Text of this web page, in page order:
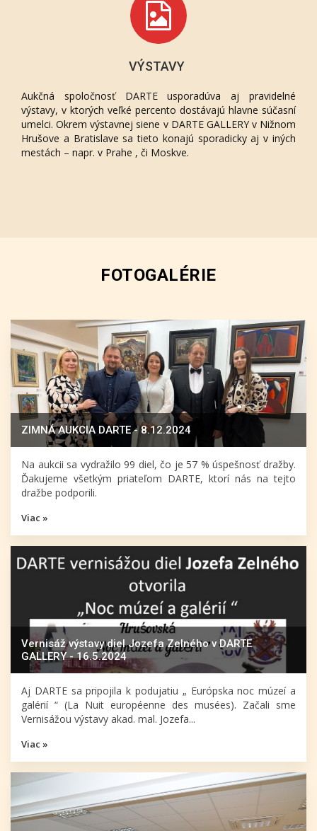
VÝSTAVY
Aukčná spoločnosť DARTE usporadúva aj pravidelné
výstavy, v ktorých veľké percento dostávajú hlavne súčasní
umelci. Okrem výstavnej siene v DARTE GALLERY v Nižnom
Hrušove a Bratislave sa tieto konajú sporadicky aj v iných
mestách – napr. v Prahe , či Moskve.
FOTOGALÉRIE
ZIMNÁ AUKCIA DARTE - 8.12.2024
Na aukcii sa vydražilo 99 diel, čo je 57 % úspešnosť dražby.
Ďakujeme všetkým priateľom DARTE, ktorí nás na tejto
dražbe podporili.
Viac »
Vernisáž výstavy diel Jozefa Zelného v DARTE
GALLERY - 16.5.2024
Aj DARTE sa pripojila k podujatiu „ Európska noc múzeí a
galérií “ (La Nuit européenne des musées). Začali sme
Vernisážou výstavy akad. mal. Jozefa...
Viac »